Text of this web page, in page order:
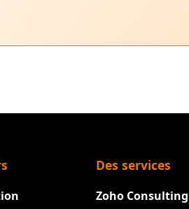
Des services
Zoho Consulting